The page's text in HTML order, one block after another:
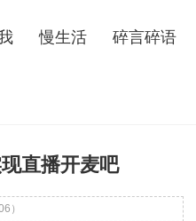
慢生活 碎言碎语
直播开麦吧
）